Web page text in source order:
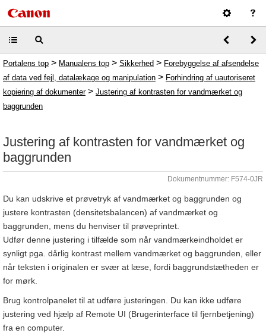
Portalens top > Manualens top > Sikkerhed > Forebyggelse af afsendelse
af data ved fejl, datalækage og manipulation > Forhindring af uautoriseret
kopiering af dokumenter> Justering af kontrasten for vandmærket og
baggrunden
Justering af kontrasten for vandmærket og
baggrunden
Dokumentnummer: F574-0JR
Du kan udskrive et prøvetryk af vandmærket og baggrunden og
justere kontrasten (densitetsbalancen) af vandmærket og
baggrunden, mens du henviser til prøveprintet.
Udfør denne justering i tilfælde som når vandmærkeindholdet er
synligt pga. dårlig kontrast mellem vandmærket og baggrunden, eller
når teksten i originalen er svær at læse, fordi baggrundstætheden er
for mørk.
Brug kontrolpanelet til at udføre justeringen. Du kan ikke udføre
justering ved hjælp af Remote UI (Brugerinterface til fjernbetjening)
fra en computer.